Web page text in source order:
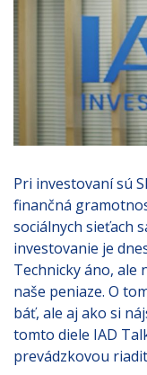
Pri investovaní sú
finančná
sociálnych sieťach
investovanie je
Technicky áno, ale
naše peniaze. O
báť, ale aj ako si
tomto diele IAD
prevádzkovou